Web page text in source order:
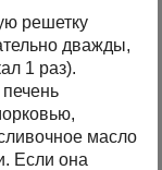
решетку
дважды,
1 раз).
масло
Если она